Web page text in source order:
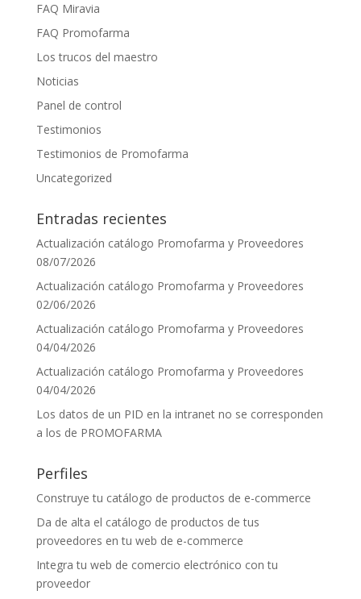
FAQ Miravia
FAQ Promofarma
Los trucos del maestro
Noticias
Panel de control
Testimonios
Testimonios de Promofarma
Uncategorized
Entradas recientes
Actualización catálogo Promofarma y Proveedores
08/07/2026
Actualización catálogo Promofarma y Proveedores
02/06/2026
Actualización catálogo Promofarma y Proveedores
04/04/2026
Actualización catálogo Promofarma y Proveedores
04/04/2026
Los datos de un PID en la intranet no se corresponden
a los de PROMOFARMA
Perfiles
Construye tu catálogo de productos de e-commerce
Da de alta el catálogo de productos de tus
proveedores en tu web de e-commerce
Integra tu web de comercio electrónico con tu
proveedor